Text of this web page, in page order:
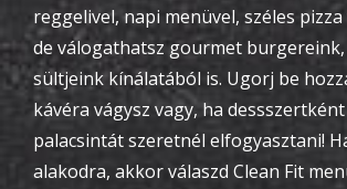
reggelivel, napi menüvel, széles
de válogathatsz gourmet
sültjeink kínálatából is. Ugorj be
kávéra vágysz vagy, ha
palacsintát szeretnél elfogyasztani!
alakodra, akkor válaszd Clean Fit